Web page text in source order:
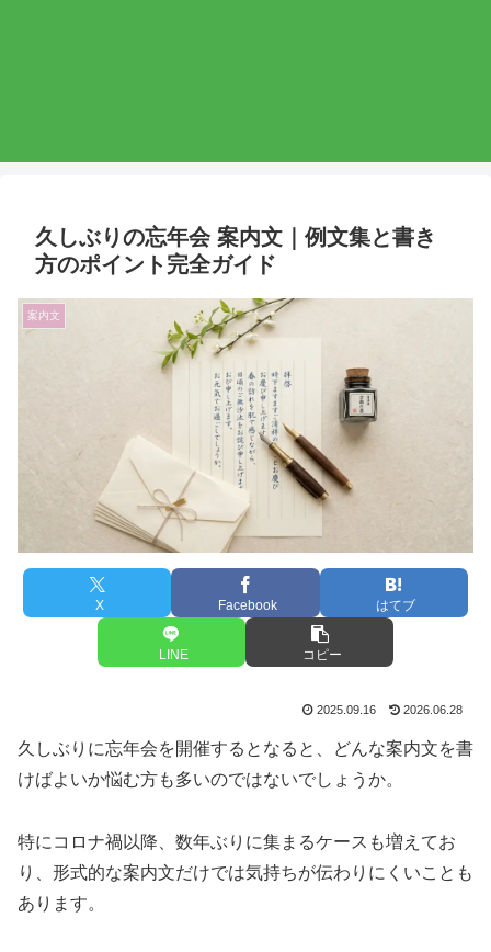
久しぶりの忘年会 案内文｜例文集と書き
方のポイント完全ガイド
案内文
X Facebook はてブ
LINE コピー
2025.09.16 2026.06.28
久しぶりに忘年会を開催するとなると、どんな案内文を書
けばよいか悩む方も多いのではないでしょうか。
特にコロナ禍以降、数年ぶりに集まるケースも増えてお
り、形式的な案内文だけでは気持ちが伝わりにくいことも
あります。